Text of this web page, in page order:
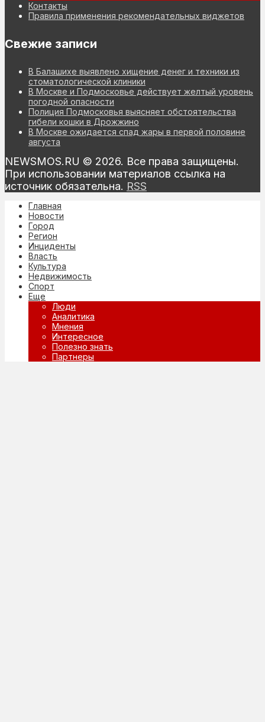
Контакты
Правила применения рекомендательных виджетов
Свежие записи
В Балашихе выявлено хищение денег и техники из
стоматологической клиники
В Москве и Подмосковье действует желтый уровень
погодной опасности
Полиция Подмосковья выясняет обстоятельства
гибели кошки в Дрожжино
В Москве ожидается спад жары в первой половине
августа
NEWSMOS.RU © 2026. Все права защищены.
При использовании материалов ссылка на
источник обязательна. RSS
Главная
Новости
Город
Регион
Инциденты
Власть
Культура
Недвижимость
Спорт
Еще
Люди
Аналитика
Мнения
Интересное
Полезно знать
Партнеры